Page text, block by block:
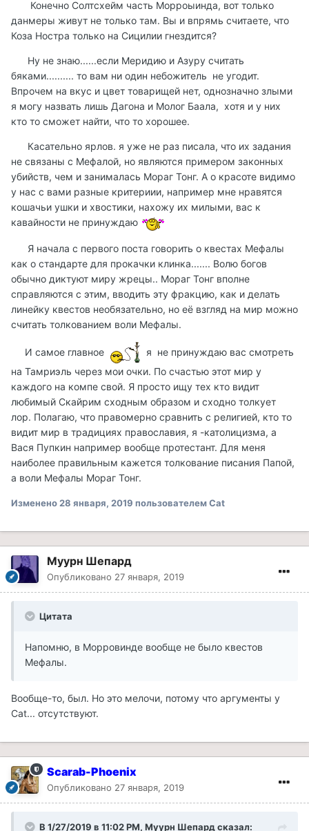
Конечно Солтсхейм часть Морроыинда, вот только
данмеры живут не только там. Вы и впрямь считаете, что
Коза Ностра только на Сицилии гнездится?
Ну не знаю......если Меридию и Азуру считать
бяками.......... то вам ни один небожитель не угодит.
Впрочем на вкус и цвет товарищей нет, однозначно злыми
я могу назвать лишь Дагона и Молог Баала, хотя и у них
кто то сможет найти, что то хорошее.
Касательно ярлов. я уже не раз писала, что их задания
не связаны с Мефалой, но являются примером законных
убийств, чем и занималась Мораг Тонг. А о красоте видимо
у нас с вами разные критериии, например мне нравятся
кошачьи ушки и хвостики, нахожу их милыми, вас к
кавайности не принуждаю
Я начала с первого поста говорить о квестах Мефалы
как о стандарте для прокачки клинка....... Волю богов
обычно диктуют миру жрецы.. Мораг Тонг вполне
справляются с этим, вводить эту фракцию, как и делать
линейку квестов необязательно, но её взгляд на мир можно
считать толкованием воли Мефалы.
И самое главное
я не принуждаю вас смотреть
на Тамриэль через мои очки. По счастью этот мир у
каждого на компе свой. Я просто ищу тех кто видит
любимый Скайрим сходным образом и сходно толкует
лор. Полагаю, что правомерно сравнить с религией, кто то
видит мир в традициях православия, я -католицизма, а
Вася Пупкин например вообще протестант. Для меня
наиболее правильным кажется толкование писания Папой,
а воли Мефалы Мораг Тонг.
Изменено 28 января, 2019 пользователем Cat
Муурн Шепард
Опубликовано 27 января, 2019
Цитата
Напомню, в Морровинде вообще не было квестов
Мефалы.
Вообще-то, был. Но это мелочи, потому что аргументы у
Cat... отсутствуют.
Scarab-Phoenix
Опубликовано 27 января, 2019
В 1/27/2019 в 11:02 PM, Муурн Шепард сказал: